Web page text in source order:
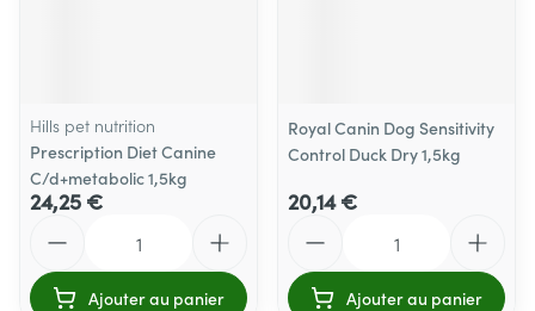
Hills pet nutrition
Prescription Diet Canine
C/d+metabolic 1,5kg
24,25 €
Ajouter au panier
Royal Canin Dog Sensitivity
Control Duck Dry 1,5kg
20,14 €
Ajouter au panier